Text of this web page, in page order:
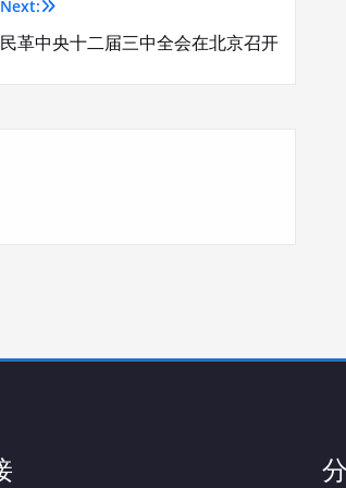
Next:
民革中央十二届三中全会在北京召开